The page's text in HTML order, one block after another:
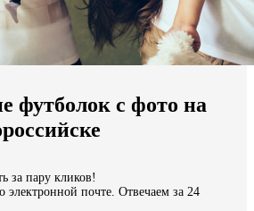
миру
футболок с фото на
за пару кликов!
электронной почте. Отвечаем за 24